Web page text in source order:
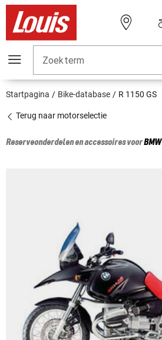
Zoekterm
Startpagina Bike-database R 1150 GS
Terug naar motorselectie
Reserveonderdelen en accessoires voorBMW